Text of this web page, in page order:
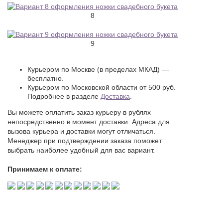
8
9
Курьером по Москве (в пределах МКАД) —
бесплатно.
Курьером по Московской области от 500 руб.
Подробнее в разделе Доставка.
Вы можете оплатить заказ курьеру в рублях
непосредственно в момент доставки. Адреса для
вызова курьера и доставки могут отличаться.
Менеджер при подтверждении заказа поможет
выбрать наиболее удобный для вас вариант.
Принимаем к оплате: